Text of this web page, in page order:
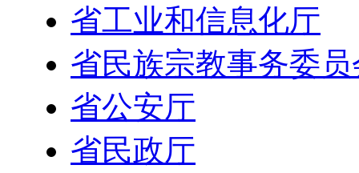
省工业和信息化厅
省民族宗教事务委员
省公安厅
省民政厅